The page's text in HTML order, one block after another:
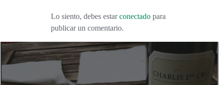
Lo siento, debes estarconectado para
publicar un comentario.